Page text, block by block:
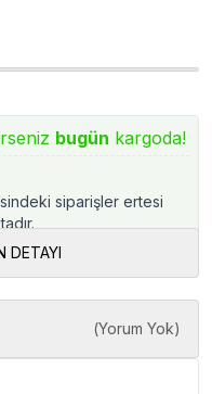
bugün kargoda!
siparişler ertesi
DETAYI
(Yorum Yok)